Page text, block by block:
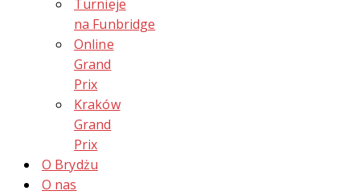
Turnieje
na Funbridge
Online
Grand
Prix
Kraków
Grand
Prix
O Brydżu
O nas